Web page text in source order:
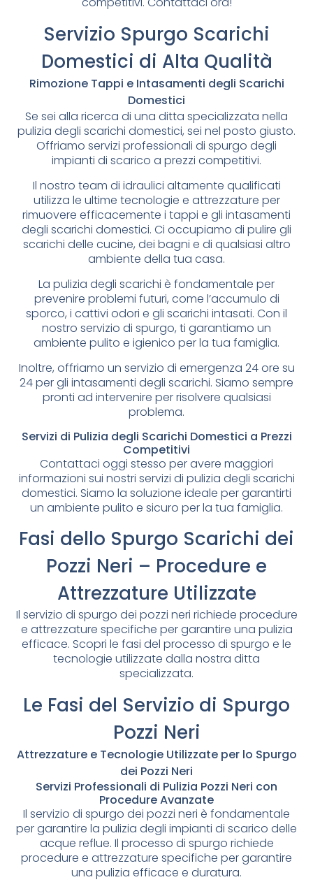
Servizio Spurgo Scarichi
Domestici di Alta Qualità
Rimozione Tappi e Intasamenti degli Scarichi
Domestici
Se sei alla ricerca di una ditta specializzata nella
pulizia degli scarichi domestici, sei nel posto giusto.
Offriamo servizi professionali di spurgo degli
impianti di scarico a prezzi competitivi.
Il nostro team di idraulici altamente qualificati
utilizza le ultime tecnologie e attrezzature per
rimuovere efficacemente i tappi e gli intasamenti
degli scarichi domestici. Ci occupiamo di pulire gli
scarichi delle cucine, dei bagni e di qualsiasi altro
ambiente della tua casa.
La pulizia degli scarichi è fondamentale per
prevenire problemi futuri, come l’accumulo di
sporco, i cattivi odori e gli scarichi intasati. Con il
nostro servizio di spurgo, ti garantiamo un
ambiente pulito e igienico per la tua famiglia.
Inoltre, offriamo un servizio di emergenza 24 ore su
24 per gli intasamenti degli scarichi. Siamo sempre
pronti ad intervenire per risolvere qualsiasi
problema.
Servizi di Pulizia degli Scarichi Domestici a Prezzi
Competitivi
Contattaci oggi stesso per avere maggiori
informazioni sui nostri servizi di pulizia degli scarichi
domestici. Siamo la soluzione ideale per garantirti
un ambiente pulito e sicuro per la tua famiglia.
Fasi dello Spurgo Scarichi dei
Pozzi Neri – Procedure e
Attrezzature Utilizzate
Il servizio di spurgo dei pozzi neri richiede procedure
e attrezzature specifiche per garantire una pulizia
efficace. Scopri le fasi del processo di spurgo e le
tecnologie utilizzate dalla nostra ditta
specializzata.
Le Fasi del Servizio di Spurgo
Pozzi Neri
Attrezzature e Tecnologie Utilizzate per lo Spurgo
dei Pozzi Neri
Servizi Professionali di Pulizia Pozzi Neri con
Procedure Avanzate
Il servizio di spurgo dei pozzi neri è fondamentale
per garantire la pulizia degli impianti di scarico delle
acque reflue. Il processo di spurgo richiede
procedure e attrezzature specifiche per garantire
una pulizia efficace e duratura.